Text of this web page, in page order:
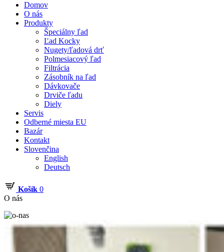
Domov
O nás
Produkty
Špeciálny ľad
Ľad Kocky
Nugety/ľadová drť
Polmesiacový ľad
Filtrácia
Zásobník na ľad
Dávkovače
Drviče ľadu
Diely
Servis
Odberné miesta EU
Bazár
Kontakt
Slovenčina
English
Deutsch
Košík 0
O nás